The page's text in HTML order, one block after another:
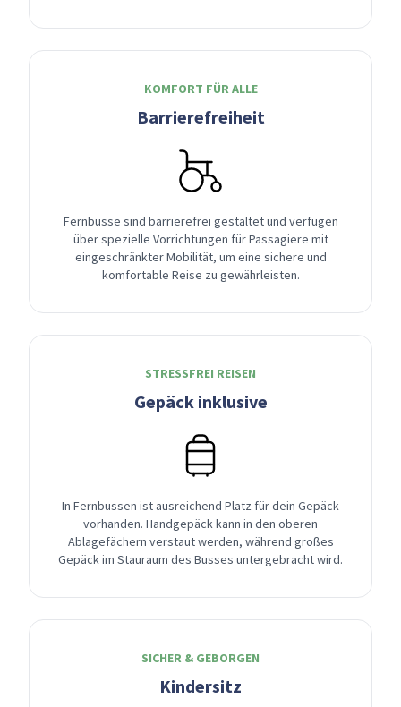
KOMFORT FÜR ALLE
Barrierefreiheit
Fernbusse sind barrierefrei gestaltet und verfügen
über spezielle Vorrichtungen für Passagiere mit
eingeschränkter Mobilität, um eine sichere und
komfortable Reise zu gewährleisten.
STRESSFREI REISEN
Gepäck inklusive
In Fernbussen ist ausreichend Platz für dein Gepäck
vorhanden. Handgepäck kann in den oberen
Ablagefächern verstaut werden, während großes
Gepäck im Stauraum des Busses untergebracht wird.
SICHER & GEBORGEN
Kindersitz